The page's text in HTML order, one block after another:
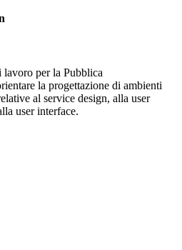
lavoro per la Pubblica
la progettazione di ambienti
al service design, alla user
user interface.